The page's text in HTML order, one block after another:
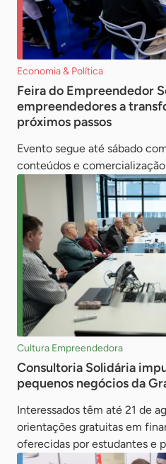
Economia & Política
Feira do Empreendedor
empreendedores a
próximos passos
Evento segue até sábado
conteúdos e
Cultura Empreendedora
Consultoria Solidária
pequenos negócios da
Interessados têm até 21 de
orientações gratuitas em
oferecidas por estudantes e